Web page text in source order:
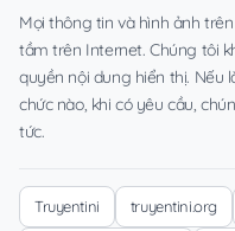
Mọi thông tin và hình ảnh
tầm trên Internet. Chúng tôi
quyền nội dung hiển thị. Nếu
chức nào, khi có yêu cầu,
tức.
Truyentini truyentini.org